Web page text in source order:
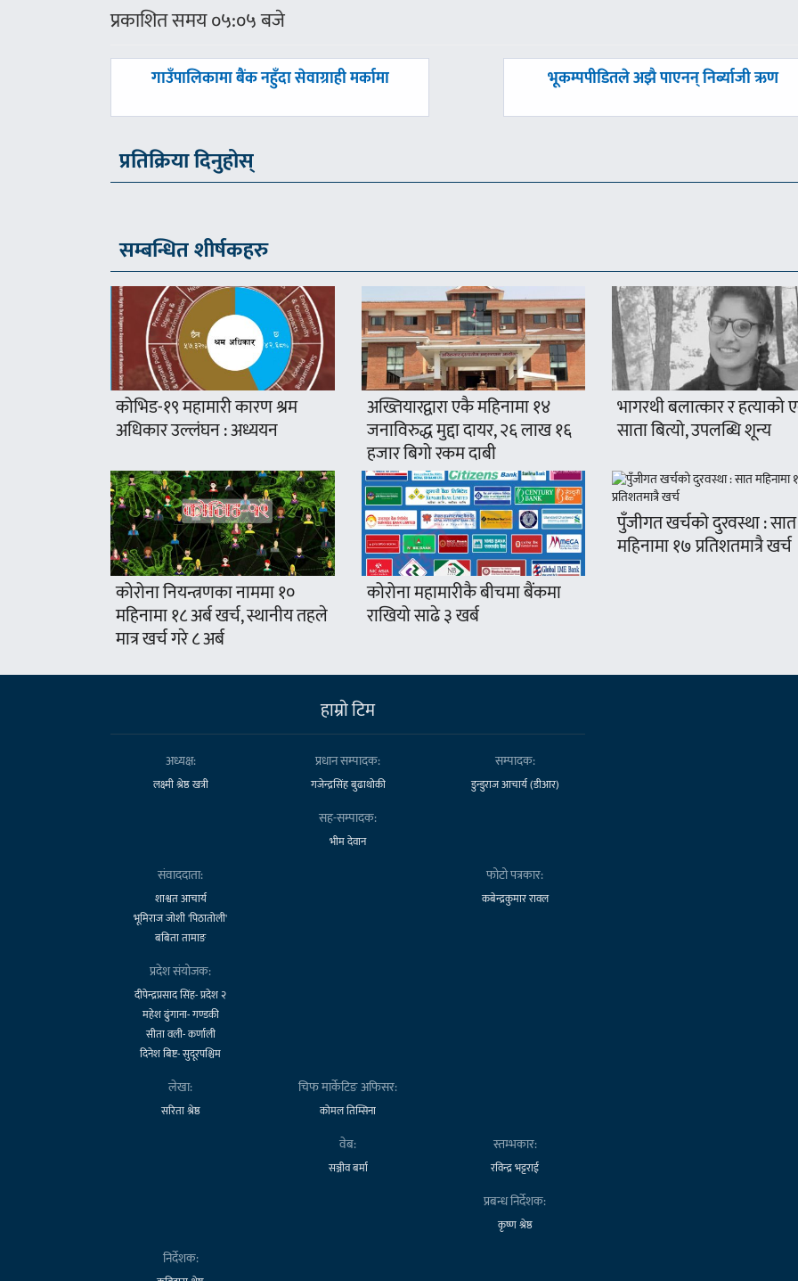
प्रकाशित समय ०५:०५ बजे
पछिल्लाे
गाउँपालिकामा बैंक नहुँदा सेवाग्राही मर्कामा
अघिल्लाे
भूकम्पपीडितले अझै पाएनन् निर्ब्याजी ऋण
प्रतिक्रिया दिनुहोस्
सम्बन्धित शीर्षकहरु
कोभिड-१९ महामारी कारण श्रम
अधिकार उल्लंघन : अध्ययन
अख्तियारद्वारा एकै महिनामा १४
जनाविरुद्ध मुद्दा दायर, २६ लाख १६
हजार बिगो रकम दाबी
भागरथी बलात्कार र हत्याको
साता बित्यो, उपलब्धि शून्य
कोरोना नियन्त्रणका नाममा १०
महिनामा १८ अर्ब खर्च, स्थानीय तहले
मात्र खर्च गरे ८ अर्ब
कोरोना महामारीकै बीचमा बैंकमा
राखियो साढे ३ खर्ब
पुँजीगत खर्चको दुरवस्था : सात
महिनामा १७ प्रतिशतमात्रै खर्च
हाम्राे टिम
अध्यक्ष:
लक्ष्मी श्रेष्ठ खत्री
प्रधान सम्पादक:
गजेन्द्रसिंह बुढाथोकी
सम्पादक:
डुन्डुराज आचार्य (डीआर)
सह-सम्पादक:
भीम देवान
संवाददाता:
शाश्वत आचार्य
भूमिराज जोशी 'पिठातोली'
बबिता तामाङ
फोटो पत्रकार:
कबेन्द्रकुमार रावल
प्रदेश संयोजक:
दीपेन्द्रप्रसाद सिंह- प्रदेश २
महेश ढुंगाना- गण्डकी
सीता वली- कर्णाली
दिनेश बिष्ट- सुदूरपश्चिम
लेखा:
सरिता श्रेष्ठ
चिफ मार्केटिङ अफिसर:
कोमल तिम्सिना
वेब:
सञ्जीव बर्मा
स्तम्भकार:
रविन्द्र भट्टराई
प्रबन्ध निर्देशक:
कृष्ण श्रेष्ठ
निर्देशक: